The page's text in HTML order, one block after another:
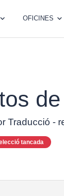
OFICINES
Traducció -
tancada